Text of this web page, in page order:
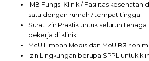
IMB Fungsi Klinik / Fasilitas kesehatan
satu dengan rumah / tempat tinggal
Surat Izin Praktik untuk seluruh
bekerja di klinik
MoU Limbah Medis dan MoU B3 non
Izin Lingkungan berupa SPPL untuk